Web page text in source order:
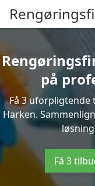
på
Få 3
Harken.
Få 3